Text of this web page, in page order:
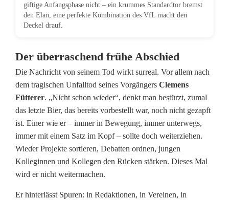
giftige Anfangsphase nicht – ein krummes Standardtor bremst
den Elan, eine perfekte Kombination des VfL macht den
Deckel drauf.
Der überraschend frühe Abschied
Die Nachricht von seinem Tod wirkt surreal. Vor allem nach
dem tragischen Unfalltod seines Vorgängers Clemens
Fütterer. „Nicht schon wieder“, denkt man bestürzt, zumal
das letzte Bier, das bereits vorbestellt war, noch nicht gezapft
ist. Einer wie er – immer in Bewegung, immer unterwegs,
immer mit einem Satz im Kopf – sollte doch weiterziehen.
Wieder Projekte sortieren, Debatten ordnen, jungen
Kolleginnen und Kollegen den Rücken stärken. Dieses Mal
wird er nicht weitermachen.
Er hinterlässt Spuren: in Redaktionen, in Vereinen, in